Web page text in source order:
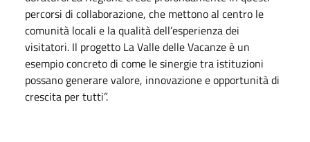
percorsi di collaborazione, che mettono al centro le
comunità locali e la qualità dell’esperienza dei
visitatori. Il progetto La Valle delle Vacanze è un
esempio concreto di come le sinergie tra istituzioni
possano generare valore, innovazione e opportunità di
crescita per tutti”.